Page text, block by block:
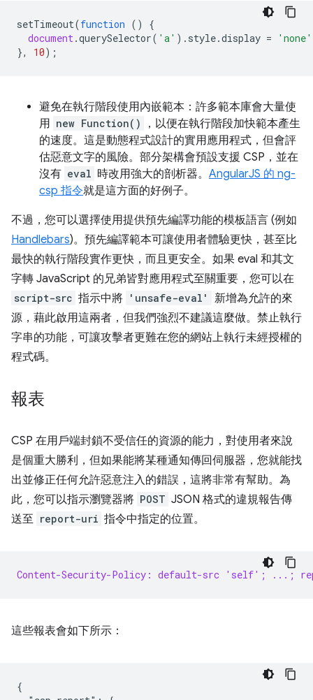
setTimeout(function ()
{
document .querySelector( 'a' ). style.display = 'none'
},
10);
避免在執行階段使用內嵌範本：許多範本庫會大量使
用 new Function()
，以便在執行階段加快範本產生
的速度。這是動態程式設計的實用應用程式，但會評
估惡意文字的風險。部分架構會預設支援 CSP，並在
沒有 eval 時改用強大的剖析器。 AngularJS 的 ng-
csp 指令就是這方面的好例子。
不過，您可以選擇使用提供預先編譯功能的模板語言 (例如
Handlebars)。預先編譯範本可讓使用者體驗更快，甚至比
最快的執行階段實作更快，而且更安全。如果 eval 和其文
字轉 JavaScript 的兄弟皆對應用程式至關重要，您可以在
script-src 指示中將 'unsafe-eval'
新增為允許的來
源，藉此啟用這兩者，但我們強烈不建議這麼做。禁止執行
字串的功能，可讓攻擊者更難在您的網站上執行未經授權的
程式碼。
報表
CSP 在用戶端封鎖不受信任的資源的能力，對使用者來說
是個重大勝利，但如果能將某種通知傳回伺服器，您就能找
出並修正任何允許惡意注入的錯誤，這將非常有幫助。為
此，您可以指示瀏覽器將 POST JSON 格式的違規報告傳
送至 report-uri 指令中指定的位置。
Content-Security-Policy: default-src 'self'; ...;
這些報表會如下所示：
{